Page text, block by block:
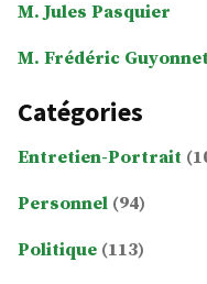
M. Jules Pasquier
M. Frédéric
Catégories
Entretien-Portrait
Personnel (94)
Politique (113)